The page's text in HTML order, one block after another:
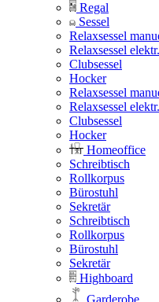
Regal
Sessel
Relaxsessel
Relaxsessel
Clubsessel
Hocker
Relaxsessel
Relaxsessel
Clubsessel
Hocker
Homeoffice
Schreibtisch
Rollkorpus
Bürostuhl
Sekretär
Schreibtisch
Rollkorpus
Bürostuhl
Sekretär
Highboard
Garderobe